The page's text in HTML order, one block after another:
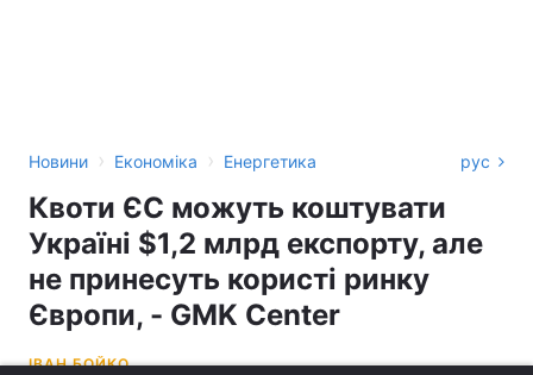
Новини › Економіка › Енергетика рус
Квоти ЄС можуть коштувати
Україні $1,2 млрд експорту, але
не принесуть користі ринку
Європи, - GMK Center
ІВАН БОЙКО